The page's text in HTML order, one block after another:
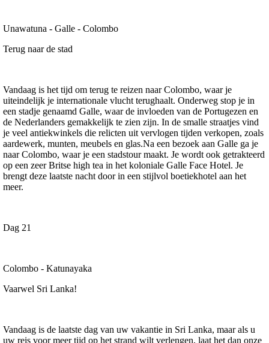
Unawatuna - Galle - Colombo
Terug naar de stad
Vandaag is het tijd om terug te reizen naar Colombo, waar je
uiteindelijk je internationale vlucht terughaalt. Onderweg stop je in
een stadje genaamd Galle, waar de invloeden van de Portugezen en
de Nederlanders gemakkelijk te zien zijn. In de smalle straatjes vind
je veel antiekwinkels die relicten uit vervlogen tijden verkopen, zoals
aardewerk, munten, meubels en glas.Na een bezoek aan Galle ga je
naar Colombo, waar je een stadstour maakt. Je wordt ook getrakteerd
op een zeer Britse high tea in het koloniale Galle Face Hotel. Je
brengt deze laatste nacht door in een stijlvol boetiekhotel aan het
meer.
Dag 21
Colombo - Katunayaka
Vaarwel Sri Lanka!
Vandaag is de laatste dag van uw vakantie in Sri Lanka, maar als u
uw reis voor meer tijd op het strand wilt verlengen, laat het dan onze